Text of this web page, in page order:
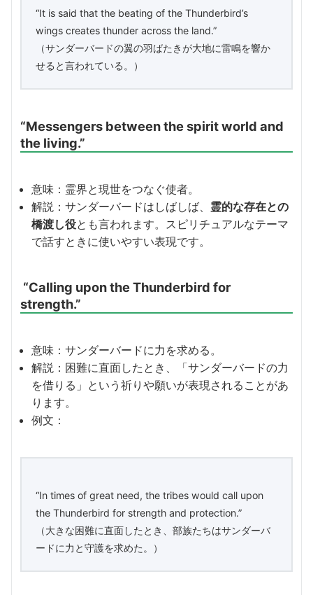
“It is said that the beating of the Thunderbird’s
wings creates thunder across the land.”
（サンダーバードの翼の羽ばたきが大地に雷鳴を響か
せると言われている。）
“Messengers between the spirit world and
the living.”
意味：霊界と現世をつなぐ使者。
解説：サンダーバードはしばしば、 霊的な存在との
橋渡し役とも言われます。スピリチュアルなテーマ
で話すときに使いやすい表現です。
“Calling upon the Thunderbird for
strength.”
意味：サンダーバードに力を求める。
解説：困難に直面したとき、「サンダーバードの力
を借りる」という祈りや願いが表現されることがあ
ります。
例文：
“In times of great need, the tribes would call upon
the Thunderbird for strength and protection.”
（大きな困難に直面したとき、部族たちはサンダーバ
ードに力と守護を求めた。）